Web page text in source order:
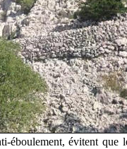
éboulement, évitent que